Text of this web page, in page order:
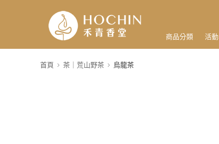
商品分類 活
首頁 茶｜荒山野茶 烏龍茶